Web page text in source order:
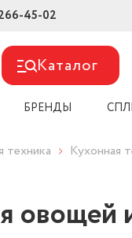
45-02
Каталог
БРЕНДЫ
техника Кухонная
овощей